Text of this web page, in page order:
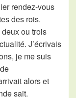
rendez-vous
des rois.
deux ou trois
J’écrivais
je me suis
alors et
sait.